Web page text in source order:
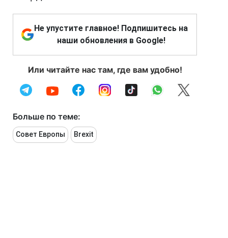
Не упустите главное! Подпишитесь на
наши обновления в Google!
Или читайте нас там, где вам удобно!
Больше по теме:
Совет Европы Brexit